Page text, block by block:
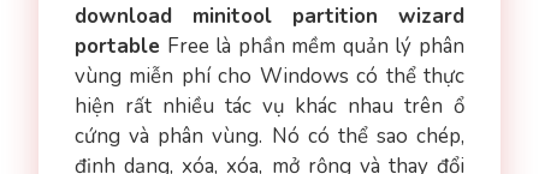
download minitool partition wizard
portable Free là phần mềm quản lý phân
vùng miễn phí cho Windows có thể thực
hiện rất nhiều tác vụ khác nhau trên ổ
cứng và phân vùng. Nó có thể sao chép,
định dạng, xóa, xóa, mở rộng và thay đổi